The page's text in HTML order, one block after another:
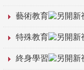
藝術教育
特殊教育
終身學習